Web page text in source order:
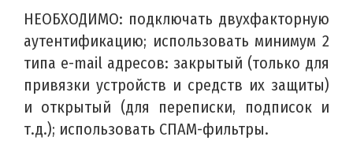
НЕОБХОДИМО: подключать двухфакторную
аутентификацию; использовать минимум 2
типа e-mail адресов: закрытый (только для
привязки устройств и средств их защиты)
и открытый (для переписки, подписок и
т.д.); использовать СПАМ-фильтры.